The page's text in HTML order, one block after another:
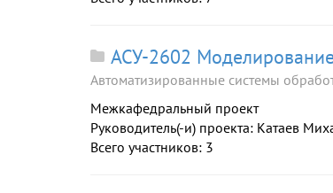
АСУ-2602
Автоматизированные системы
Межкафедральный проект
Руководитель(-и) проекта: Катаев
Всего участников: 3